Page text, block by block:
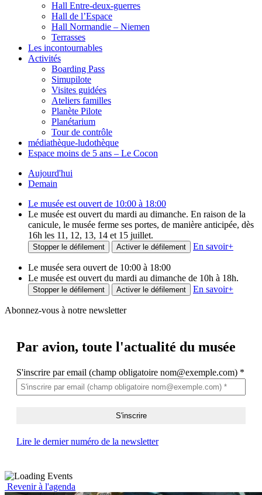
Hall Entre-deux-guerres
Hall de l’Espace
Hall Normandie – Niemen
Terrasses
Les incontournables
Activités
Boarding Pass
Simupilote
Visites guidées
Ateliers familles
Planète Pilote
Planétarium
Tour de contrôle
médiathèque-ludothèque
Espace moins de 5 ans – Le Cocon
Aujourd'hui
Demain
Le musée est ouvert de 10:00 à 18:00
Le musée est ouvert du mardi au dimanche. En raison de la
canicule, le musée ferme ses portes, de manière anticipée, dès
16h les 11, 12, 13, 14 et 15 juillet.
Stopper le défilement Activer le défilement En savoir+
Le musée sera ouvert de 10:00 à 18:00
Le musée est ouvert du mardi au dimanche de 10h à 18h.
Stopper le défilement Activer le défilement En savoir+
Abonnez-vous à notre newsletter
Par avion, toute l'actualité du musée
S'inscrire par email (champ obligatoire nom@exemple.com) *
Lire le dernier numéro de la newsletter
Revenir à l'agenda